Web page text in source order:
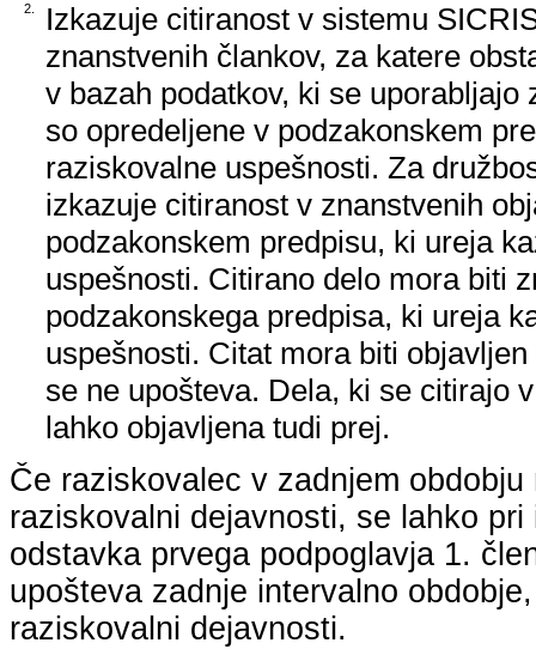
2.
Izkazuje citiranost v sistemu
znanstvenih člankov, za katere
v bazah podatkov, ki se
so opredeljene v podzakonskem
raziskovalne uspešnosti. Za
izkazuje citiranost v znanstvenih
podzakonskem predpisu, ki ureja
uspešnosti. Citirano delo mora biti
podzakonskega predpisa, ki ureja
uspešnosti. Citat mora biti
se ne upošteva. Dela, ki se citirajo
lahko objavljena tudi prej.
Če raziskovalec v zadnjem
raziskovalni dejavnosti, se lahko
odstavka prvega podpoglavja 1.
upošteva zadnje intervalno
raziskovalni dejavnosti.